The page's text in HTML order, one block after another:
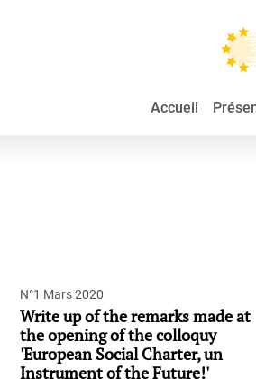
Accueil
N°1 Mars 2020
Write up of the remarks made at
the opening of the colloquy
'European Social Charter, un
Instrument of the Future!'